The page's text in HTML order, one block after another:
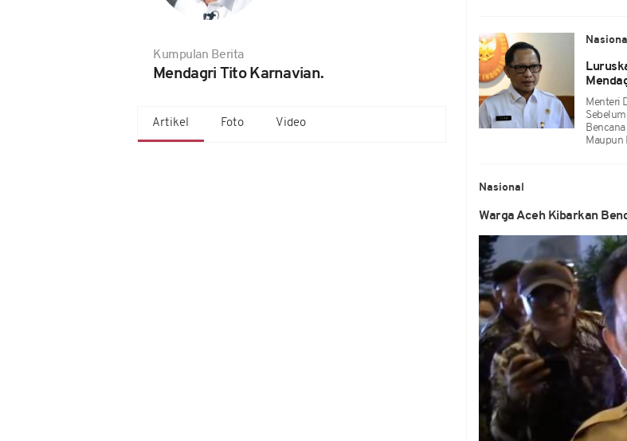
Kumpulan Berita
Mendagri Tito Karnavian.
Artikel Foto Video
Menteri
Maupun
Nasional
Warga Aceh Kibarkan